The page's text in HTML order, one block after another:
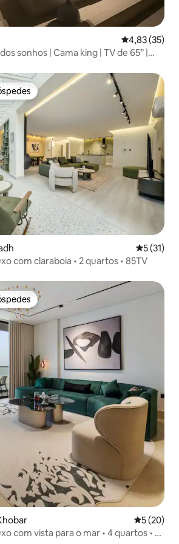
4,83 de uma
4,83 (35)
sonhos | Cama king | TV de 65” |
dos hóspedes
5 de uma
5 (31)
com claraboia • 2 quartos • 85TV
dos hóspedes
5 de uma
5 (20)
com vista para o mar • 4 quartos • 2